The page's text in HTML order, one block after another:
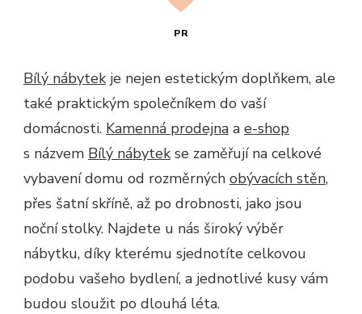
PR
Bílý nábytek je nejen estetickým doplňkem, ale
také praktickým společníkem do vaší
domácnosti. Kamenná prodejna a e-shop
s názvem Bílý nábytek se zaměřují na celkové
vybavení domu od rozměrných obývacích stěn,
přes šatní skříně, až po drobnosti, jako jsou
noční stolky. Najdete u nás široký výběr
nábytku, díky kterému sjednotíte celkovou
podobu vašeho bydlení, a jednotlivé kusy vám
budou sloužit po dlouhá léta.